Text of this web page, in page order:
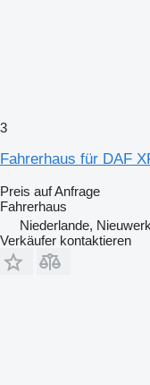
3
Fahrerhaus für DAF
Preis auf Anfrage
Fahrerhaus
Niederlande,
Verkäufer kontaktieren